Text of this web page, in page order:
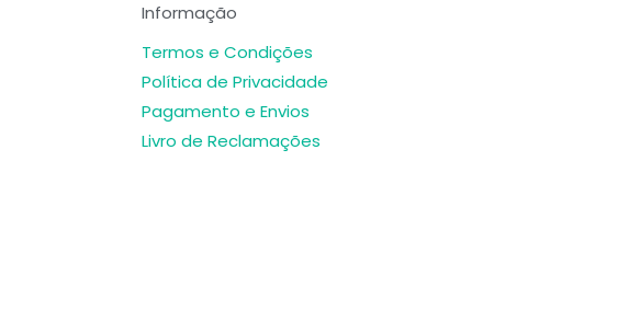
Informação
Termos e Condições
Política de Privacidade
Pagamento e Envios
Livro de Reclamações